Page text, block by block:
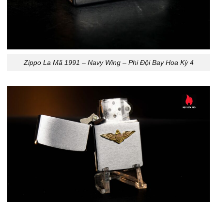
Zippo La Mã 1991 – Navy Wing – Phi Đội Bay Hoa Kỳ 4